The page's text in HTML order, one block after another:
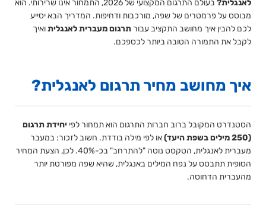
לאנגלית?
בעולם התרגום המקצועי של 2026, התמחור אינו שרירותי. הוא
מבוסס על פרמטרים של שפה, מורכבות ודחיפות. המדריך הבא יסייע
לכם להבין איך מחושב התקציב עבורתרגום מעברית לאנגליתואיך
לקבל את התמורה הטובה ביותר לכספכם.
איך מחושב מחיר תרגום לאנגלית?
הסטנדרט המקובל ברוב חברות התרגום הוא תמחור לפי יחידת תרגום
(250 מילים בשפת היעד)
או לפי מילה בודדת. חשוב לזכור: במעבר
מעברית לאנגלית, הטקסט נוטה "להתרחב" בכ-40%. לכן, הצעת המחיר
הסופית תתבסס על נפח המילים באנגלית, שהיא שפה מפורטת יותר
מהעברית הדחוסה.